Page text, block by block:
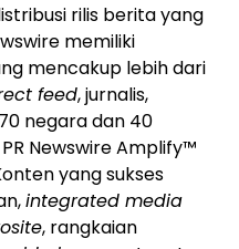
rilis berita yang
memiliki
mencakup lebih dari
feed, jurnalis,
negara dan 40
Newswire Amplify™
yang sukses
integrated media
, rangkaian